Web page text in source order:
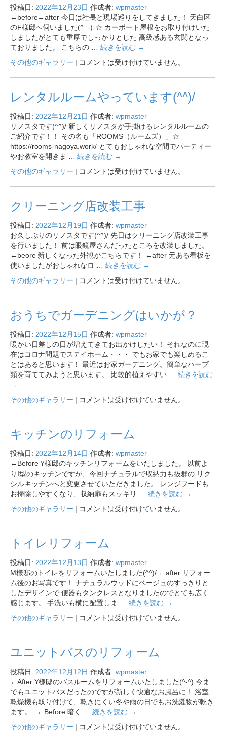
投稿日: 2022年12月23日 作成者: wpmaster
←before←after 今日は社長と現場巡りをしてきました！ 天白区
のF様邸へ伺いました(^_-)-☆ カーポート屋根をお取り付けいた
しましたがとても重厚でしっかりとした 高級感ある玄関となっ
ておりました。 こちらの … 続きを読む →
その他のギャラリー | コメントは受け付けていません。
レンタルルームやっています(^^)/
投稿日: 2022年12月21日 作成者: wpmaster
リノスタです(^^)/ 新しくリノスタが手掛けるレンタルルームの
ご紹介です！！ その名も「ROOMS（ルームズ）」☆
https://rooms-nagoya.work/ とてもおしゃれな空間でパーティー
やお教室を開きま … 続きを読む →
その他のギャラリー | コメントは受け付けていません。
クリーニング店改装工事
投稿日: 2022年12月19日 作成者: wpmaster
お久しぶりのリノスタです(^^)/ 先日はクリーニング店改装工事
を行いました！ 前は眼鏡屋さんだったところを改装しました。
←beore 新しくなった外観がこちらです！ ←after 元ある看板を
使いましたがおしゃれなロ … 続きを読む →
その他のギャラリー | コメントは受け付けていません。
おうちでガーデニングはいかが？
投稿日: 2022年12月15日 作成者: wpmaster
暖かい日差しの日が増えてきてお出かけしたい！ それなのに現
在はコロナ問題でステイホーム・・・ でもお家でも楽しめるこ
とはあると思います！ 最近はお家ガーデニング。簡単なハーブ
類を育ててみようと思います。 比較的植えやすい … 続きを読む
→
その他のギャラリー | コメントは受け付けていません。
キッチンのリフォーム
投稿日: 2022年12月14日 作成者: wpmaster
←Before Y様邸のキッチンリフォームをいたしました。 以前よ
りI型のキッチンですが、今回ナチュラルで収納力も抜群の リク
シルキッチンへと変更させていただきました。 レンジフードも
お掃除しやすくなり、収納扉もスッキリ … 続きを読む →
その他のギャラリー | コメントは受け付けていません。
トイレリフォーム
投稿日: 2022年12月13日 作成者: wpmaster
M様邸のトイレをリフォームいたしました(^^)/ ←after リフォー
ム後のお写真です！ ナチュラルウッドにベージュのすっきりと
したデザインで 便器もタンクレスとなりましたのでとても広く
感じます。 手洗いも横に配置しま … 続きを読む →
その他のギャラリー | コメントは受け付けていません。
ユニットバスのリフォーム
投稿日: 2022年12月12日 作成者: wpmaster
←After Y様邸のバスルームをリフォームいたしました(^-^) 今ま
でもユニットバスだったのですが新しく快適なお風呂に！ 浴室
乾燥機も取り付けて、乾きにくい冬や雨の日でもお洗濯物が乾き
ます。 ←Before 暗く … 続きを読む →
その他のギャラリー | コメントは受け付けていません。